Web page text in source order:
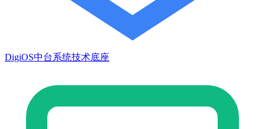
DigiOS中台系统技术底座